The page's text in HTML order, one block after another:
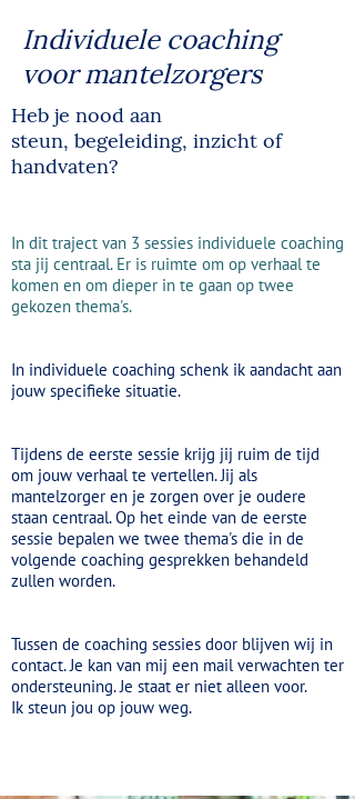
Individuele coaching
voor mantelzorgers
Heb je nood aan
steun, begeleiding, inzicht of
handvaten?
In dit traject van 3 sessies individuele coaching
sta jij centraal. Er is ruimte om op verhaal te
komen en om dieper in te gaan op twee
gekozen thema's.
In individuele coaching schenk ik aandacht aan
jouw specifieke situatie.
Tijdens de eerste sessie krijg jij ruim de tijd
om jouw verhaal te vertellen. Jij als
mantelzorger en je zorgen over je oudere
staan centraal. Op het einde van de eerste
sessie bepalen we twee thema's die in de
volgende coaching gesprekken behandeld
zullen worden.
Tussen de coaching sessies door blijven wij in
contact. Je kan van mij een mail verwachten ter
ondersteuning. Je staat er niet alleen voor.
Ik steun jou op jouw weg.